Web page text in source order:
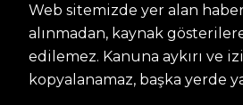
Web sitemizde yer alan
alınmadan, kaynak
edilemez. Kanuna aykırı ve
kopyalanamaz, başka yerde